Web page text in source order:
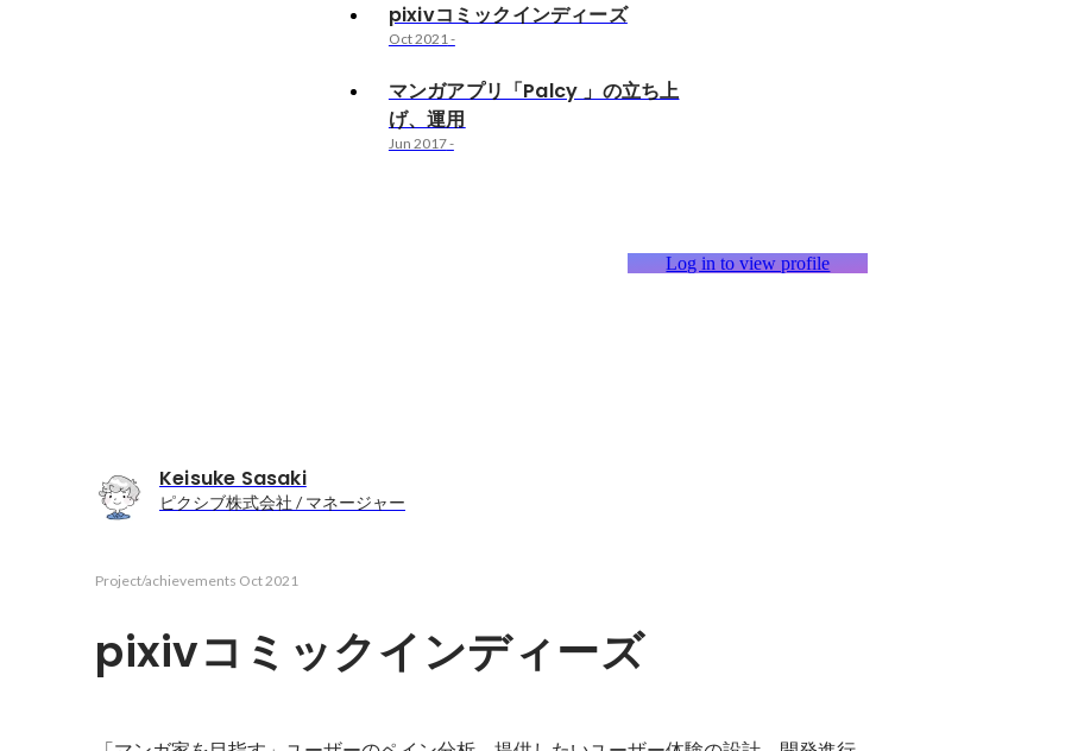
pixivコミックインディーズ
Oct 2021-
マンガアプリ「Palcy 」の立ち上
げ、運用
Jun 2017-
Log in to view profile
Keisuke Sasaki
ピクシブ株式会社 / マネージャー
Project/achievements Oct 2021
pixivコミックインディーズ